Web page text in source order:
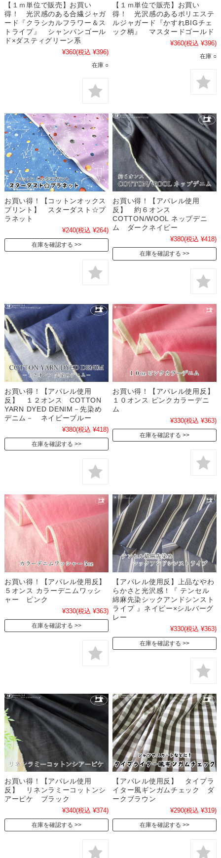
【１ｍ単位で販売】お買い
得！ 光沢感のある合繊ジャガ
ード『クラシカルフラワー＆ス
トライプ』 シャンパンゴール
ド×ダスティグリーン系
¥360(税込 ¥396)
在庫 ○
【１ｍ単位で販売】お買い
得！ 光沢感のあるポリエステ
ルジャガード『かすれBIGチェ
ック柄』 マスタードゴールド
¥360(税込 ¥396)
在庫 ○
お買い得！【コットンオックス
プリント】 スターダスト☆プ
ラネット
¥240(税込 ¥264)
在庫を確認する
お買い得！【アパレル使用
反】 約６オンス
COTTON/WOOL ネップデニ
ム ダークネイビー
¥380(税込 ¥418)
在庫を確認する
お買い得！【アパレル使用
反】 １２オンス COTTON
YARN DYED DENIM－先染め
デニム－ ネイビーブルー
¥380(税込 ¥418)
在庫を確認する
お買い得！【アパレル使用反】
１０オンス ピンクカラーデニ
ム
¥330(税込 ¥363)
在庫を確認する
お買い得！【アパレル使用反】
５オンス カラーデニムワッシ
ャー ピンク
¥330(税込 ¥363)
在庫を確認する
【アパレル使用反】上品なやわ
らかさと光沢感！『 テンセル
綿麻先染シックアンドシンスト
ライプ 』ネイビー×シルバーグ
レー
¥330(税込 ¥363)
在庫を確認する
お買い得！【アパレル使用
反】 リネンラミーコットンシ
アーピケ ブラック
¥340(税込 ¥374)
在庫を確認する
【アパレル使用反】 タイプラ
イター風ギンガムチェック ダ
ークブラウン
¥290(税込 ¥319)
在庫を確認する